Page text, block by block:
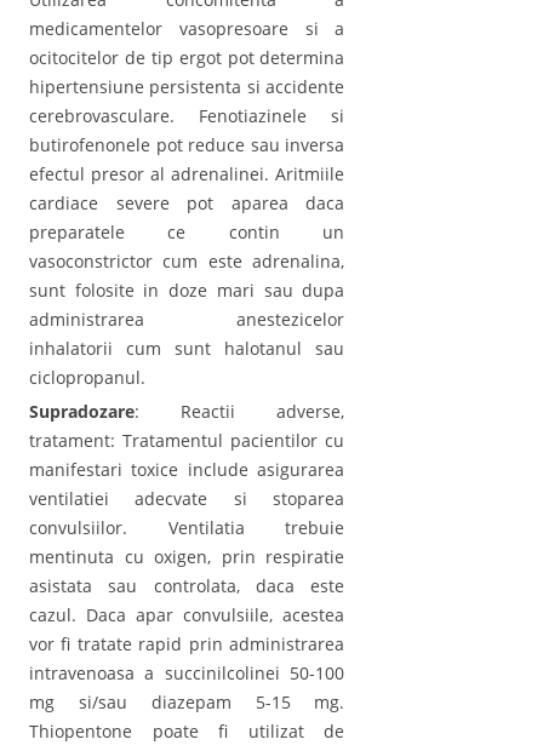
medicamentelor vasopresoare si a
ocitocitelor de tip ergot pot determina
hipertensiune persistenta si accidente
cerebrovasculare. Fenotiazinele si
butirofenonele pot reduce sau inversa
efectul presor al adrenalinei. Aritmiile
cardiace severe pot aparea daca
preparatele ce contin un
vasoconstrictor cum este adrenalina,
sunt folosite in doze mari sau dupa
administrarea anestezicelor
inhalatorii cum sunt halotanul sau
ciclopropanul.
Supradozare: Reactii adverse,
tratament: Tratamentul pacientilor cu
manifestari toxice include asigurarea
ventilatiei adecvate si stoparea
convulsiilor. Ventilatia trebuie
mentinuta cu oxigen, prin respiratie
asistata sau controlata, daca este
cazul. Daca apar convulsiile, acestea
vor fi tratate rapid prin administrarea
intravenoasa a succinilcolinei 50-100
mg si/sau diazepam 5-15 mg.
Thiopentone poate fi utilizat de